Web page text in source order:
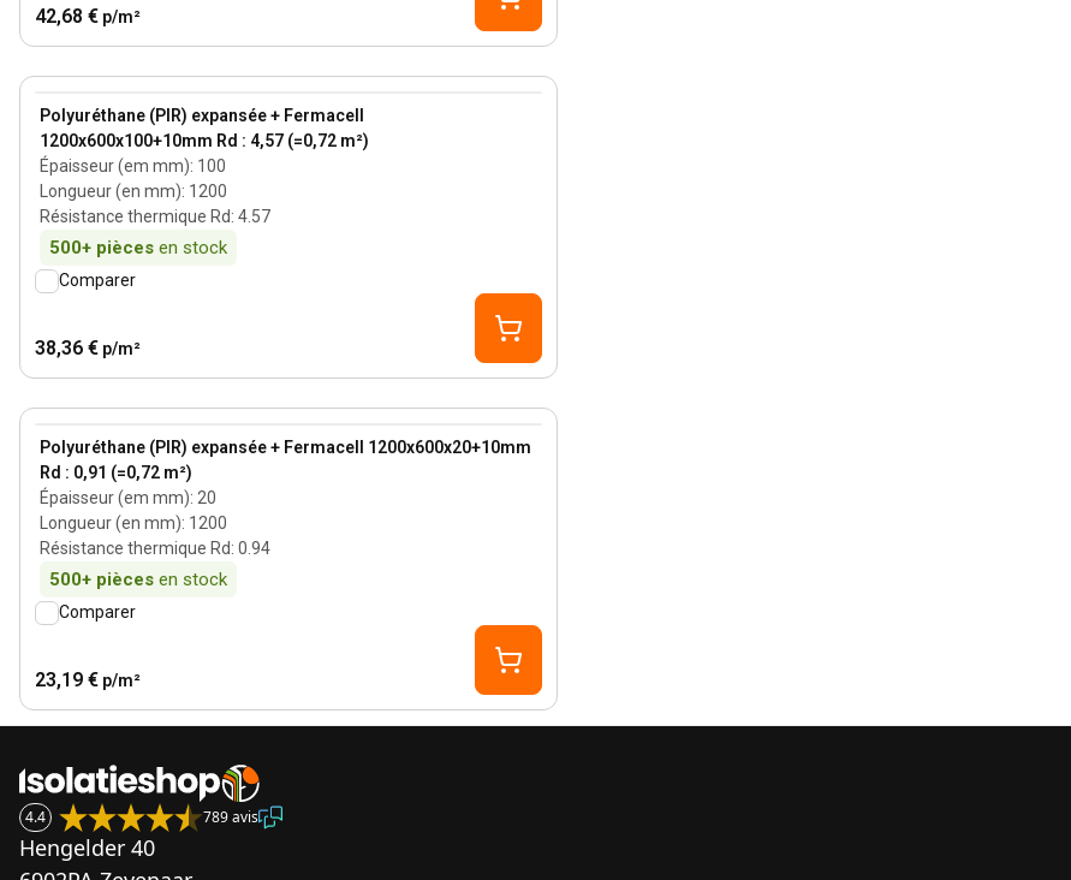
42,68 € p/m²
Polyuréthane (PIR) expansée + Fermacell
1200x600x100+10mm Rd : 4,57 (=0,72 m²)
Épaisseur (em mm): 100
Longueur (en mm): 1200
Résistance thermique Rd: 4.57
500+ pièces en stock
View product
Comparer
38,36 € p/m²
Polyuréthane (PIR) expansée + Fermacell 1200x600x20+10mm
Rd : 0,91 (=0,72 m²)
Épaisseur (em mm): 20
Longueur (en mm): 1200
Résistance thermique Rd: 0.94
500+ pièces en stock
View product
Comparer
23,19 € p/m²
4.4 789 avis
Hengelder 40